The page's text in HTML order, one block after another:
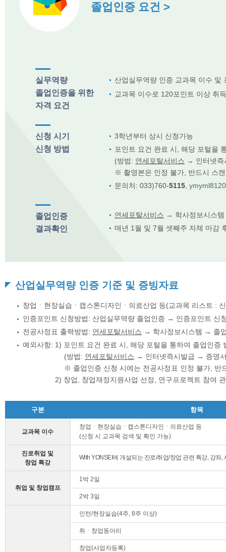
졸업인증 요건 >
실무역량
졸업인증을 위한
자격 요건
산업실무역량 인증 교과목 이수 및
교과목 이수로 120포인트 이상 취
신청 시기
신청 방법
3학년부터 상시 신청가능
포인트 요건 완료 시, 해당 포털을
(방법: 연세포탈서비스 → 인터넷즉
※ 촬영본은 인정 불가, 반드시 스
문의처: 033)760-5115
졸업인증
결과확인
연세포탈서비스 → 학사정보시스
매년 1월 및 7월 셋째주 자체 마감
산업실무역량 인증 기준 및 증빙자료
창업ㆍ현장실습ㆍ캡스톤디자인ㆍ의료산업 등(교과목 리스트 :
인증포인트 신청방법: 산업실무역량 졸업인증 → 인증포인트
전공사정표 출력방법: 연세포탈서비스 → 학사정보시스템 → 졸
예외사항: 1) 포인트 요건 완료 시, 해당 포털을 통하여 졸업인증
(방법: 연세포탈서비스 → 인터넷즉시발급 → 증명
※ 졸업인증 신청 시에는 전공사정표 인정 불가, 반
2) 창업, 창업재정지원사업 선정, 연구프로젝트 참여
구분 항목
교과목 이수
창업ㆍ현장실습ㆍ캡스톤디자인ㆍ의료산업 등
(신청 시 교과목 검색 및 확인 가능)
진로취업 및
창업 특강
With YONSEI에 개설되는 진로/취업/창업 관련 특강, 강좌
취업 및 창업캠프
1박 2일
2박 3일
인턴/현장실습(4주, 8주 이상)
취ㆍ창업동아리
창업(사업자등록)